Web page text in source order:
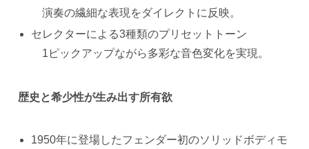
演奏の繊細な表現をダイレクトに反映。
セレクターによる3種類のプリセットトーン
1ピックアップながら多彩な音色変化を実現。
歴史と希少性が生み出す所有欲
1950年に登場したフェンダー初のソリッドボディモ